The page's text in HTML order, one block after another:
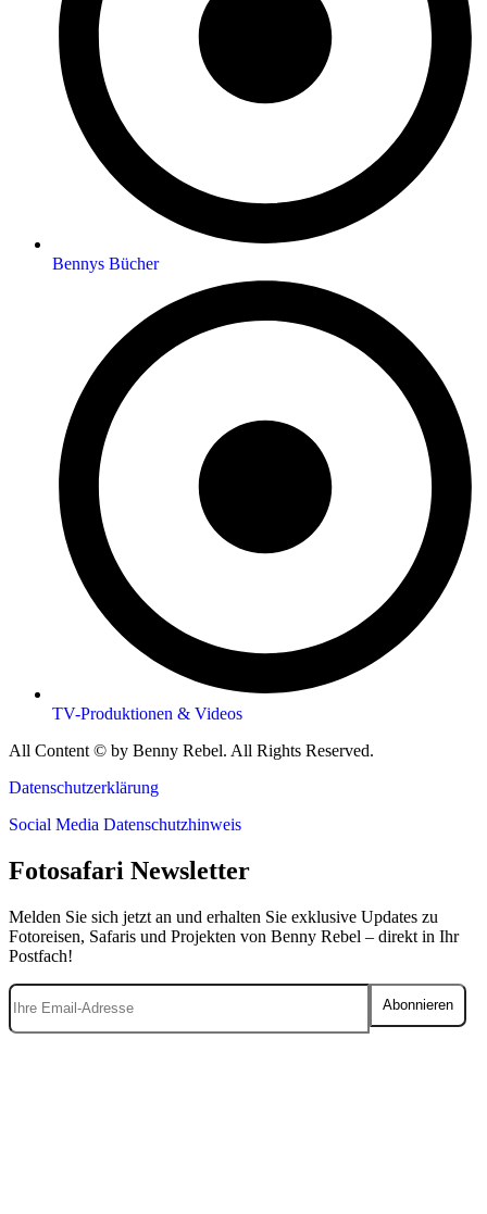
Bennys Bücher
TV-Produktionen & Videos
All Content © by Benny Rebel. All Rights Reserved.
Datenschutzerklärung
Social Media Datenschutzhinweis
Fotosafari Newsletter
Melden Sie sich jetzt an und erhalten Sie exklusive Updates zu
Fotoreisen, Safaris und Projekten von Benny Rebel – direkt in Ihr
Postfach!